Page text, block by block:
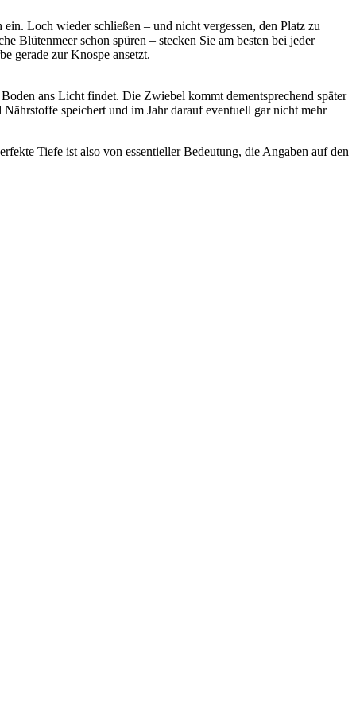
Loch wieder schließen – und nicht vergessen, den Platz zu
Blütenmeer schon spüren – stecken Sie am besten bei jeder
gerade zur Knospe ansetzt.
ans Licht findet. Die Zwiebel kommt dementsprechend später
speichert und im Jahr darauf eventuell gar nicht mehr
Tiefe ist also von essentieller Bedeutung, die Angaben auf den